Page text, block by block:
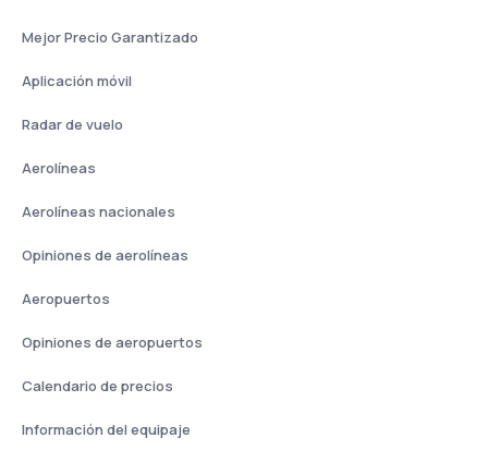
Mejor Precio Garantizado
Aplicación móvil
Radar de vuelo
Aerolíneas
Aerolíneas nacionales
Opiniones de aerolíneas
Aeropuertos
Opiniones de aeropuertos
Calendario de precios
Información del equipaje